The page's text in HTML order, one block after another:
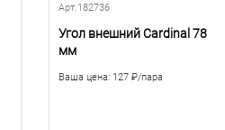
Арт.182736
Угол внешний Cardinal 78
мм
Ваша цена: 127 ₽/пара